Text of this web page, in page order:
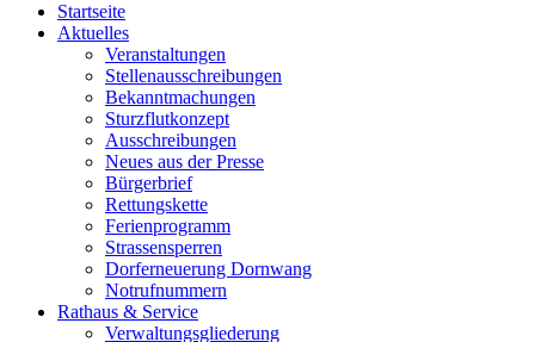
Startseite
Aktuelles
Veranstaltungen
Stellenausschreibungen
Bekanntmachungen
Sturzflutkonzept
Ausschreibungen
Neues aus der Presse
Bürgerbrief
Rettungskette
Ferienprogramm
Strassensperren
Dorferneuerung Dornwang
Notrufnummern
Rathaus & Service
Verwaltungsgliederung